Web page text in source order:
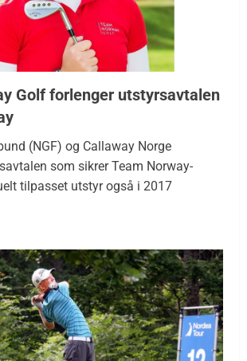
Golf forlenger utstyrsavtalen
(NGF) og Callaway Norge
som sikrer Team Norway-
tilpasset utstyr også i 2017